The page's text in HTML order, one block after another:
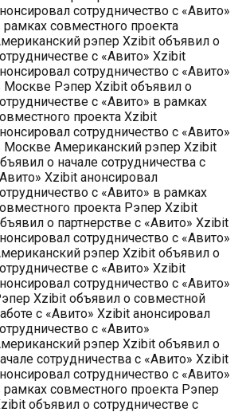
сотрудничество с «Авито»
рамках совместного проекта
рэпер Xzibit объявил о
с «Авито» Xzibit
сотрудничество с «Авито»
Москве Рэпер Xzibit объявил о
с «Авито» в рамках
проекта Xzibit
сотрудничество с «Авито»
Москве Американский рэпер Xzibit
о начале сотрудничества с
Xzibit анонсировал
с «Авито» в рамках
проекта Рэпер Xzibit
о партнерстве с «Авито» Xzibit
сотрудничество с «Авито»
рэпер Xzibit объявил о
с «Авито» Xzibit
сотрудничество с «Авито»
Xzibit объявил о совместной
с «Авито» Xzibit анонсировал
с «Авито»
рэпер Xzibit объявил о
сотрудничества с «Авито» Xzibit
сотрудничество с «Авито»
рамках совместного проекта Рэпер
объявил о сотрудничестве с